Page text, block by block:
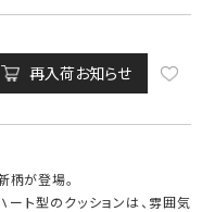
再入荷お知らせ
柄が登場。
ト型のクッションは、雰囲気